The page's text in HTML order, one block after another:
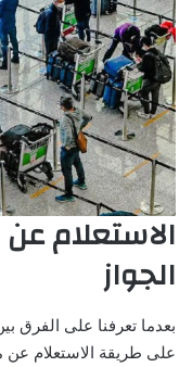
الاستعلام
الجواز
بعدما تعرفنا على الفرق
على طريقة الاستعلام عن